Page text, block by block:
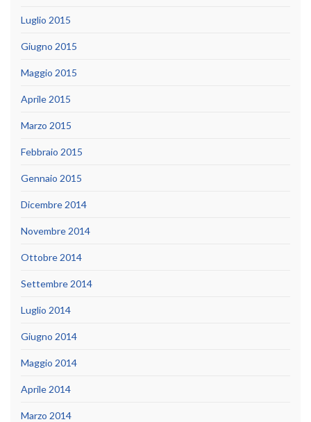
Luglio 2015
Giugno 2015
Maggio 2015
Aprile 2015
Marzo 2015
Febbraio 2015
Gennaio 2015
Dicembre 2014
Novembre 2014
Ottobre 2014
Settembre 2014
Luglio 2014
Giugno 2014
Maggio 2014
Aprile 2014
Marzo 2014